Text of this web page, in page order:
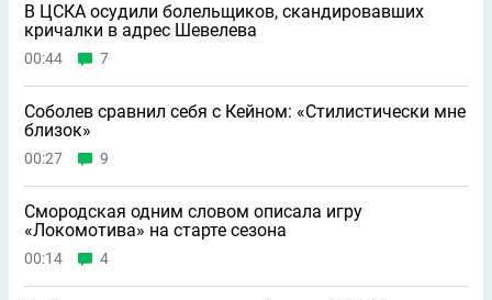
В ЦСКА осудили болельщиков, скандировавших
кричалки в адрес Шевелева
00:44 7
Соболев сравнил себя с Кейном: «Стилистически мне
близок»
00:27 9
Смородская одним словом описала игру
«Локомотива» на старте сезона
00:14 4